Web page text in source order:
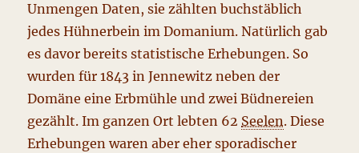
Unmengen Daten, sie zählten buchstäblich
jedes Hühnerbein im Domanium. Natürlich gab
es davor bereits statistische Erhebungen. So
wurden für 1843 in Jennewitz neben der
Domäne eine Erbmühle und zwei Büdnereien
gezählt. Im ganzen Ort lebten 62 Seelen. Diese
Erhebungen waren aber eher sporadischer